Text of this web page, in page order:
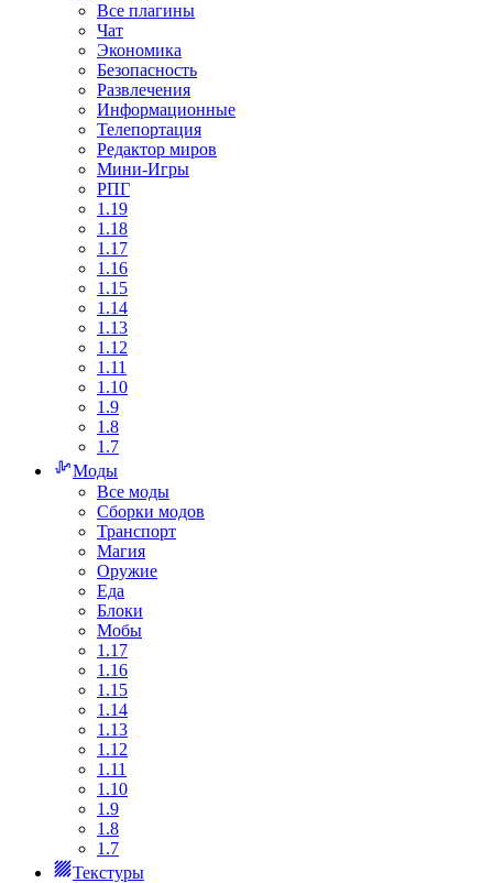
Все плагины
Чат
Экономика
Безопасность
Развлечения
Информационные
Телепортация
Редактор миров
Мини-Игры
РПГ
1.19
1.18
1.17
1.16
1.15
1.14
1.13
1.12
1.11
1.10
1.9
1.8
1.7
Моды
Все моды
Сборки модов
Транспорт
Магия
Оружие
Еда
Блоки
Мобы
1.17
1.16
1.15
1.14
1.13
1.12
1.11
1.10
1.9
1.8
1.7
Текстуры